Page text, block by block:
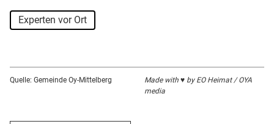
Experten vor Ort
Quelle: Gemeinde Oy-Mittelberg
Made with ♥ by EO Heimat / OYA
media